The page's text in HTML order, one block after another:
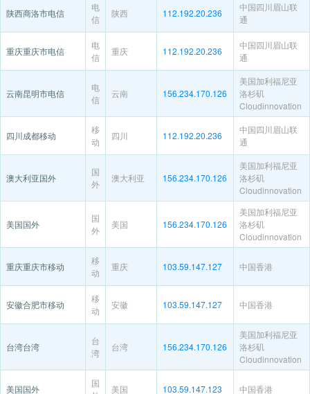
陕西商洛市电信
电
信
陕西 112.192.20.236
中国四川眉山联
通
重庆重庆市电信
电
信
重庆 112.192.20.236
中国四川眉山联
通
云南昆明市电信
电
信
云南 156.234.170.126
美国加利福尼亚
洛杉矶
Cloudinnovation
四川成都移动
移
动
四川 112.192.20.236
中国四川眉山联
通
澳大利亚国外
国
外
澳大利亚 156.234.170.126
美国加利福尼亚
洛杉矶
Cloudinnovation
美国国外
国
外
美国 156.234.170.126
美国加利福尼亚
洛杉矶
Cloudinnovation
重庆重庆市移动
移
动
重庆 103.59.147.127 中国香港
安徽合肥市移动
移
动
安徽 103.59.147.127 中国香港
台湾台湾
台
湾
台湾 156.234.170.126
美国加利福尼亚
洛杉矶
Cloudinnovation
美国国外
国
美国 103.59.147.123 中国香港